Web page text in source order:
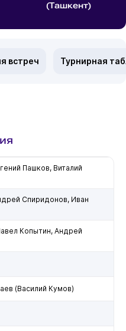
(Ташкент)
встреч Турнирная
Пашков, Виталий
Спиридонов, Иван
Копытин, Андрей
(Василий Кумов)